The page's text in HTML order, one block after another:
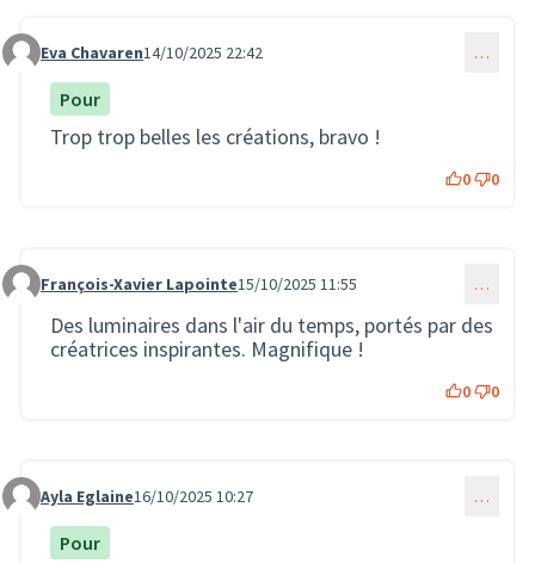
Commentaire 3866
Eva Chavaren14/10/2025 22:42 …
Pour
Trop trop belles les créations, bravo !
0 0
Commentaire 3868
François-Xavier Lapointe15/10/2025 11:55 …
Des luminaires dans l'air du temps, portés par des
créatrices inspirantes. Magnifique !
0 0
Commentaire 3874
Ayla Eglaine16/10/2025 10:27 …
Pour